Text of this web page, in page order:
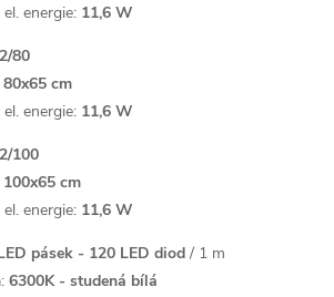
energie: 11,6 W
80
80x65 cm
energie: 11,6 W
100
100x65 cm
energie: 11,6 W
pásek - 120 LED diod / 1 m
6300K - studená bílá